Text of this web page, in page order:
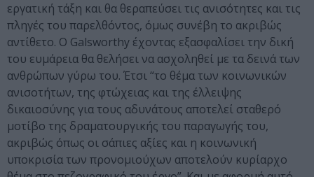
εργατική τάξη και θα θεραπεύσει τις ανισότητες και τις
πληγές του παρελθόντος, όμως συνέβη το ακριβώς
αντίθετο. Ο Galsworthy έχοντας εξασφαλίσει την δική
του ευμάρεια θα θελήσει να ασχοληθεί με τα δεινά των
ανθρώπων γύρω του. Έτσι “το θέμα των κοινωνικών
ανισοτήτων, της φτώχειας και της έλλειψης
δικαιοσύνης για τους αδυνάτους αποτελεί σταθερό
μοτίβο της δραματουργικής του παραγωγής του,
ακριβώς όπως οι σάπιες αξίες και η κοινωνική
υποκρισία των προνομιούχων αποτελούν κυρίαρχο